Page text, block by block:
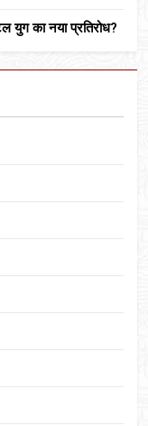
युग का नया प्रतिरोध?